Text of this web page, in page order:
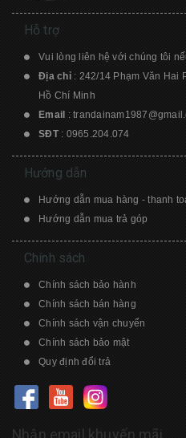
Hỗ trợ
Vui lòng liên hệ với chúng tôi
Địa chỉ : 242/14 Phạm Văn Hai
Hồ Chí Minh
Email :
SĐT : 0965.204.074
Hướng dẫn
Hướng dẫn mua hàng - thanh
Hướng dẫn mua trả góp
Chính sách
Chính sách bảo hành
Chính sách bán hàng
Chính sách vận chuyển
Chính sách bảo mật
Quy định đổi trả
Nhận email khuyến mãi